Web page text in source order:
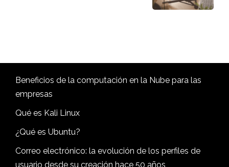
Beneficios de la computación en la Nube para las
empresas
Qué es Kali Linux
¿Qué es Ubuntu?
Correo electrónico: la evolución de los perfiles de
usuario desde su creación hace 50 años